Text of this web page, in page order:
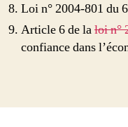
Loi n° 2004-801 du
Article 6 de laloi n°
confiance dans